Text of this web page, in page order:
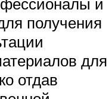
получения
для
отдав